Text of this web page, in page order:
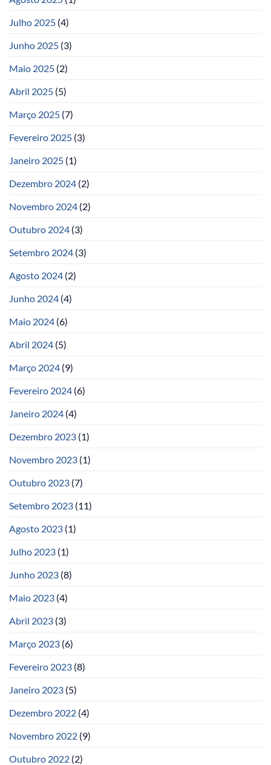
Julho 2025 (4)
Junho 2025 (3)
Maio 2025 (2)
Abril 2025 (5)
Março 2025 (7)
Fevereiro 2025 (3)
Janeiro 2025 (1)
Dezembro 2024 (2)
Novembro 2024 (2)
Outubro 2024 (3)
Setembro 2024 (3)
Agosto 2024 (2)
Junho 2024 (4)
Maio 2024 (6)
Abril 2024 (5)
Março 2024 (9)
Fevereiro 2024 (6)
Janeiro 2024 (4)
Dezembro 2023 (1)
Novembro 2023 (1)
Outubro 2023 (7)
Setembro 2023 (11)
Agosto 2023 (1)
Julho 2023 (1)
Junho 2023 (8)
Maio 2023 (4)
Abril 2023 (3)
Março 2023 (6)
Fevereiro 2023 (8)
Janeiro 2023 (5)
Dezembro 2022 (4)
Novembro 2022 (9)
Outubro 2022 (2)